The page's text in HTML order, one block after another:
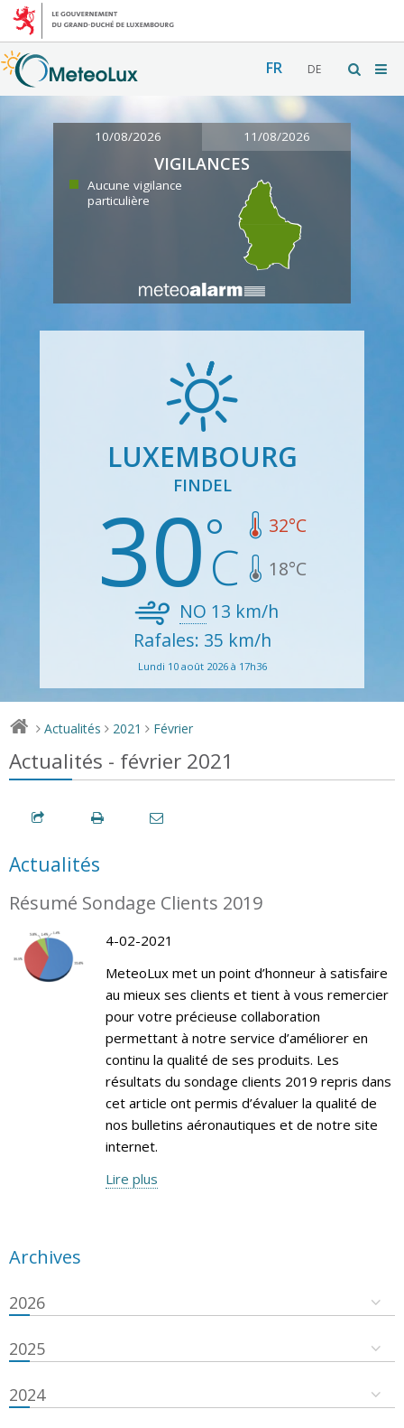
FR DE
10/08/2026 11/08/2026
VIGILANCES
Aucune vigilance
particulière
LUXEMBOURG
FINDEL
30 32°C
18°C
NO 13 km/h
Rafales: 35 km/h
Lundi 10 août 2026 à 17h36
> Actualités > 2021 > Février
Actualités - février 2021
Actualités
Résumé Sondage Clients 2019
4-02-2021
MeteoLux met un point d’honneur à satisfaire
au mieux ses clients et tient à vous remercier
pour votre précieuse collaboration
permettant à notre service d’améliorer en
continu la qualité de ses produits. Les
résultats du sondage clients 2019 repris dans
cet article ont permis d’évaluer la qualité de
nos bulletins aéronautiques et de notre site
internet.
Lire plus
Archives
2026
2025
2024